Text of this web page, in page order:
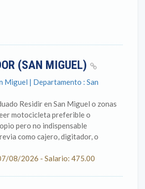
(SAN MIGUEL)
Miguel | Departamento : San
Residir en San Miguel o zonas
motocicleta preferible o
pero no indispensable
como cajero, digitador, o
08/2026 - Salario: 475.00